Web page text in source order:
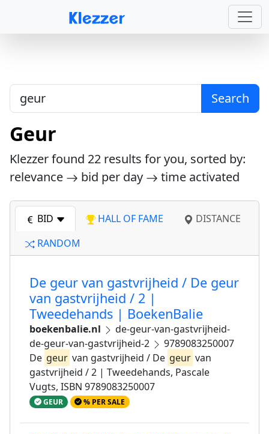
Search
Geur
Klezzer found 22 results for you, sorted by:
relevance
bid per day time activated
BID HALL OF FAME
DISTANCE
RANDOM
De geur van gastvrijheid / De geur
van gastvrijheid / 2 |
Tweedehands | BoekenBalie
boekenbalie.nl
de-geur-van-gastvrijheid-
de-geur-van-gastvrijheid-2
9789083250007
De geur van gastvrijheid / De geur van
gastvrijheid / 2 | Tweedehands, Pascale
Vugts, ISBN 9789083250007
GEUR % PER SALE